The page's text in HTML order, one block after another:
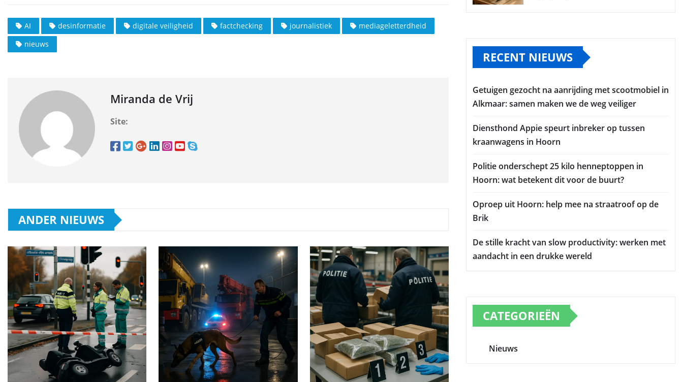
AI desinformatie digitale veiligheid factchecking journalistiek
mediageletterdheid
nieuws
Miranda de Vrij
Site:
ANDER NIEUWS
RECENT NIEUWS
Getuigen gezocht na aanrijding met scootmobiel in
Alkmaar: samen maken we de weg veiliger
Diensthond Appie speurt inbreker op tussen
kraanwagens in Hoorn
Politie onderschept 25 kilo henneptoppen in
Hoorn: wat betekent dit voor de buurt?
Oproep uit Hoorn: help mee na straatroof op de
Brik
De stille kracht van slow productivity: werken met
aandacht in een drukke wereld
CATEGORIEËN
Nieuws